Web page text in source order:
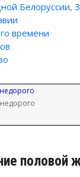
Белоруссии,
времени
половой